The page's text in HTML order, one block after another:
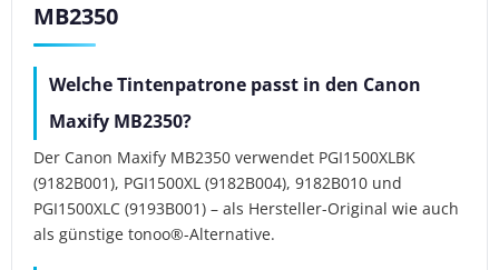
MB2350
Welche Tintenpatrone passt in den Canon
Maxify MB2350?
Der Canon Maxify MB2350 verwendet PGI1500XLBK
(9182B001), PGI1500XL (9182B004), 9182B010 und
PGI1500XLC (9193B001) – als Hersteller-Original wie auch
als günstige tonoo®-Alternative.